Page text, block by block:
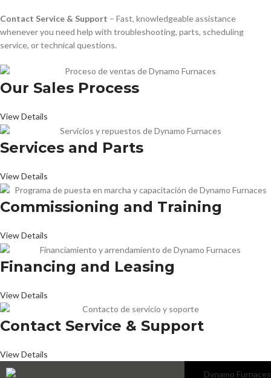
Contact Service & Support – Fast, knowledgeable assistance
whenever you need help with troubleshooting, parts, scheduling
service, or technical questions.
Our Sales Process
View Details
Services and Parts
View Details
Commissioning and Training
View Details
Financing and Leasing
View Details
Contact Service & Support
View Details